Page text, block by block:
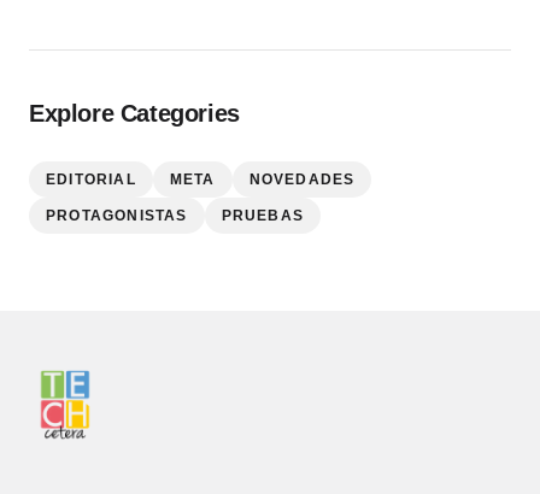
Explore Categories
EDITORIAL META NOVEDADES
PROTAGONISTAS PRUEBAS